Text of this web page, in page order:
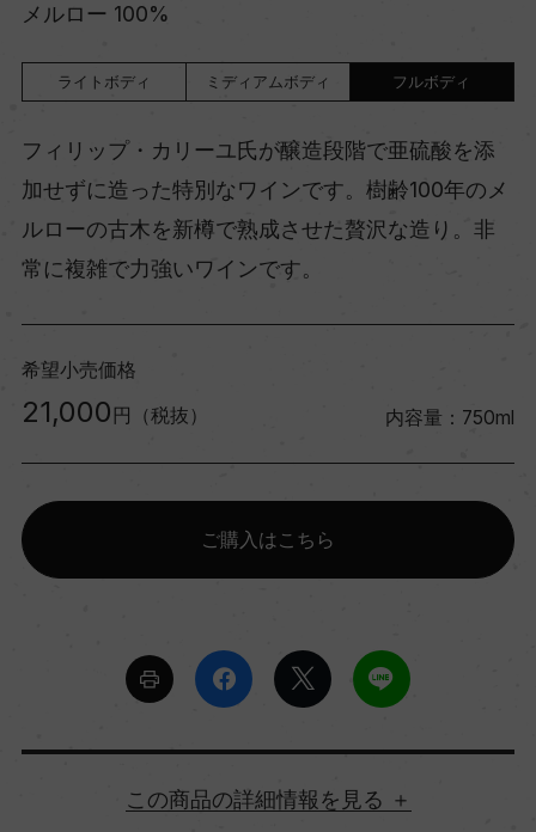
メルロー 100%
ライトボディ ミディアムボディ フルボディ
フィリップ・カリーユ氏が醸造段階で亜硫酸を添
加せずに造った特別なワインです。樹齢100年のメ
ルローの古木を新樽で熟成させた贅沢な造り。非
常に複雑で力強いワインです。
希望小売価格
21,000 円（税抜） 内容量：750ml
ご購入はこちら
詳細情報